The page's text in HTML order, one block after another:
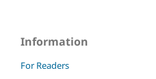
Information
For Readers